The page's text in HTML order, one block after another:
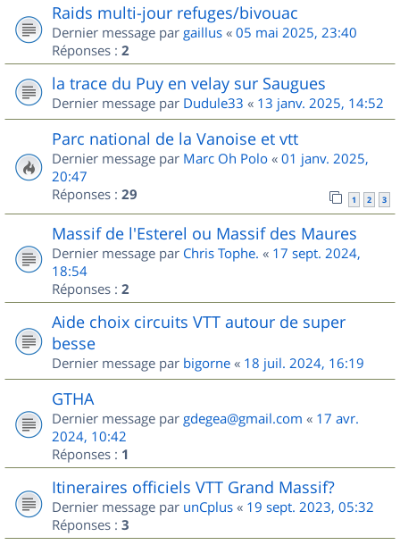
Raids multi-jour refuges/bivouac
Dernier message par gaillus « 05 mai 2025, 23:40
Réponses : 2
la trace du Puy en velay sur Saugues
Dernier message par Dudule33 « 13 janv. 2025, 14:52
Parc national de la Vanoise et vtt
Dernier message par Marc Oh Polo « 01 janv. 2025,
20:47
Réponses : 29 1 2 3
Massif de l'Esterel ou Massif des Maures
Dernier message par Chris Tophe. « 17 sept. 2024,
18:54
Réponses : 2
Aide choix circuits VTT autour de super
besse
Dernier message par bigorne « 18 juil. 2024, 16:19
GTHA
Dernier message par gdegea@gmail.com « 17 avr.
2024, 10:42
Réponses : 1
Itineraires officiels VTT Grand Massif?
Dernier message par unCplus « 19 sept. 2023, 05:32
Réponses : 3